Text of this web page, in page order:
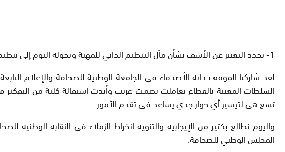
1- نجدد التعبير عن الأسف بشأن مآل التنظيم الذاتي للمهنة وتحوله اليوم إلى تنظيم مؤقت، وهو ما يخالف، كما قلنا منذ أول يوم، المادة 28 من دستور المملكة.
لقد شاركنا الموقف ذاته الأصدقاء في الجامعة الوطنية للصحافة والإعلام
السلطات المعنية بالقطاع تعاملت بصمت غريب وأبدت استقالة كلية من
تسع هي لتيسير أي حوار جدي يساعد في تقدم الأمور.
واليوم نطالع بكثير من الإيجابية والتنويه انخراط الزملاء في النقابة الوطنية
المجلس الوطني للصحافة.